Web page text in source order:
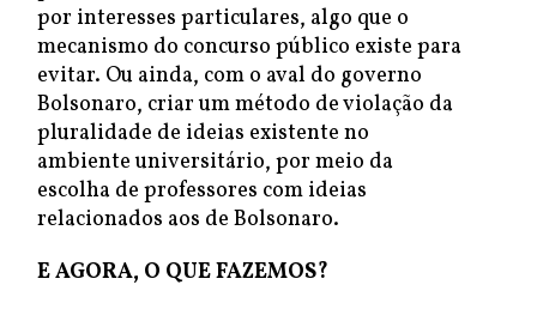
por interesses particulares, algo que o
mecanismo do concurso público existe para
evitar. Ou ainda, com o aval do governo
Bolsonaro, criar um método de violação da
pluralidade de ideias existente no
ambiente universitário, por meio da
escolha de professores com ideias
relacionados aos de Bolsonaro.
E AGORA, O QUE FAZEMOS?